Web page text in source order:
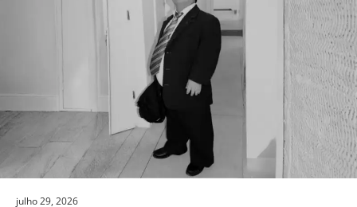
julho 29, 2026